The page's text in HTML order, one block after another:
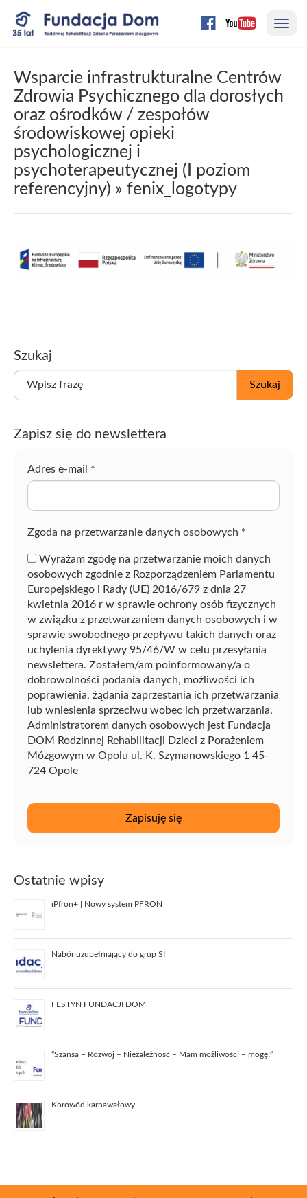
Przejdź
do
Wsparcie infrastrukturalne Centrów
Zdrowia Psychicznego dla dorosłych
oraz ośrodków / zespołów
środowiskowej opieki
psychologicznej i
psychoterapeutycznej (I poziom
referencyjny) » fenix_logotypy
Szukaj
W
z
Szukaj
Zapisz się do newslettera
Adres e-mail *
Zgoda na przetwarzanie danych osobowych *
Wyrażam zgodę na przetwarzanie moich danych
osobowych zgodnie z Rozporządzeniem Parlamentu
Europejskiego i Rady (UE) 2016/679 z dnia 27
kwietnia 2016 r w sprawie ochrony osób fizycznych
w związku z przetwarzaniem danych osobowych i w
sprawie swobodnego przepływu takich danych oraz
uchylenia dyrektywy 95/46/W w celu przesyłania
newslettera. Zostałem/am poinformowany/a o
dobrowolności podania danych, możliwości ich
poprawienia, żądania zaprzestania ich przetwarzania
lub wniesienia sprzeciwu wobec ich przetwarzania.
Administratorem danych osobowych jest Fundacja
DOM Rodzinnej Rehabilitacji Dzieci z Porażeniem
Mózgowym w Opolu ul. K. Szymanowskiego 1 45-
724 Opole
Ostatnie wpisy
iPfron+ | Nowy system PFRON
Nabór uzupełniający do grup SI
FESTYN FUNDACJI DOM
“Szansa – Rozwój – Niezależność – Mam możliwości – mogę!”
Korowód karnawałowy